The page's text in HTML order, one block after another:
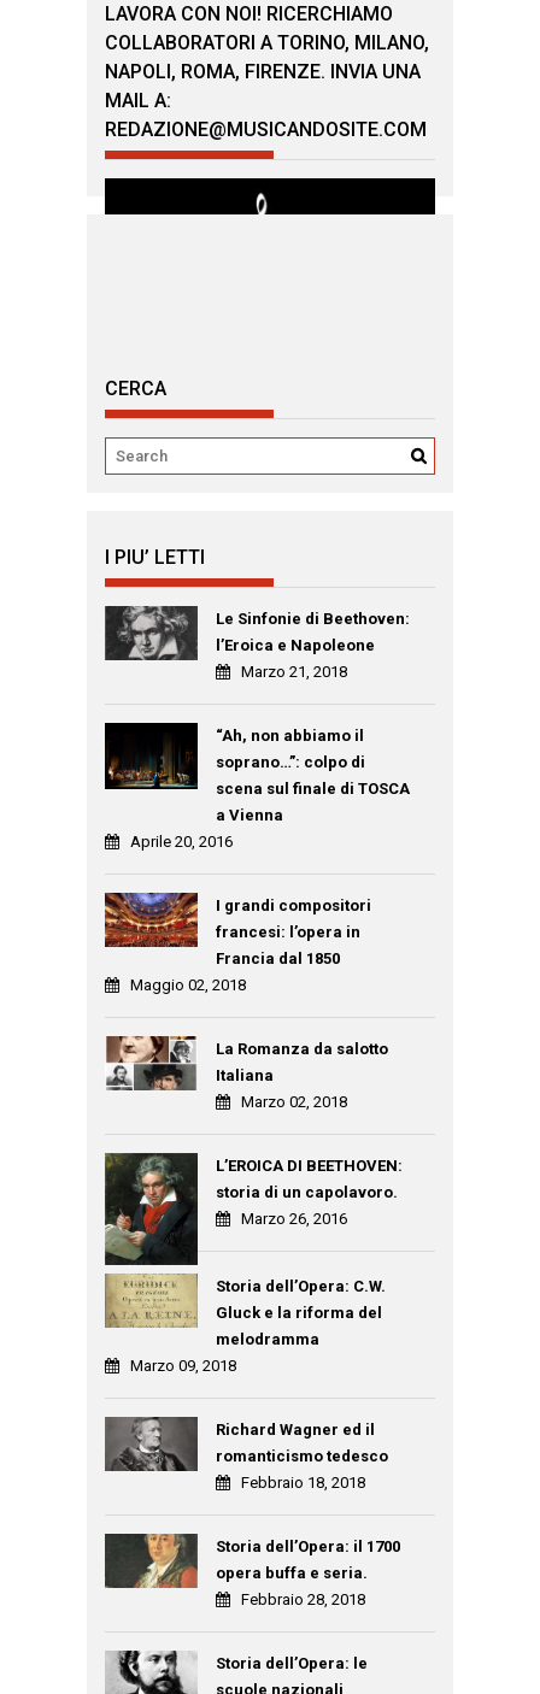
LAVORA CON NOI! RICERCHIAMO
COLLABORATORI A TORINO, MILANO,
NAPOLI, ROMA, FIRENZE. INVIA UNA
MAIL A:
REDAZIONE@MUSICANDOSITE.COM
CERCA
I PIU’ LETTI
Le Sinfonie di Beethoven:
l’Eroica e Napoleone
Marzo 21, 2018
“Ah, non abbiamo il
soprano…”: colpo di
scena sul finale di TOSCA
a Vienna
Aprile 20, 2016
I grandi compositori
francesi: l’opera in
Francia dal 1850
Maggio 02, 2018
La Romanza da salotto
Italiana
Marzo 02, 2018
L’EROICA DI BEETHOVEN:
storia di un capolavoro.
Marzo 26, 2016
Storia dell’Opera: C.W.
Gluck e la riforma del
melodramma
Marzo 09, 2018
Richard Wagner ed il
romanticismo tedesco
Febbraio 18, 2018
Storia dell’Opera: il 1700
opera buffa e seria.
Febbraio 28, 2018
Storia dell’Opera: le
scuole nazionali